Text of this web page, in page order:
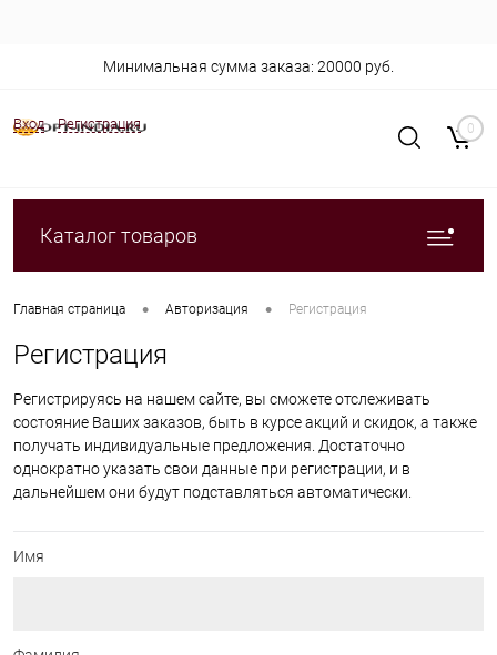
Вход Регистрация
Минимальная сумма заказа: 20000 руб.
0
Каталог товаров
Главная страница • Авторизация • Регистрация
Регистрация
Регистрируясь на нашем сайте, вы сможете отслеживать
состояние Ваших заказов, быть в курсе акций и скидок, а также
получать индивидуальные предложения. Достаточно
однократно указать свои данные при регистрации, и в
дальнейшем они будут подставляться автоматически.
Имя